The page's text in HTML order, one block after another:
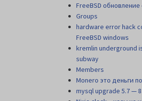
FreeBSD обновление
Groups
hardware error hack
FreeBSD windows
kremlin underground
subway
Members
Monero это деньги
mysql upgrade 5.7 — 8